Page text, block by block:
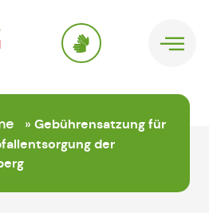
» Gebührensatzung für
der